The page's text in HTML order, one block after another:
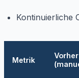
Kontinuierliche
Metrik
Vorher